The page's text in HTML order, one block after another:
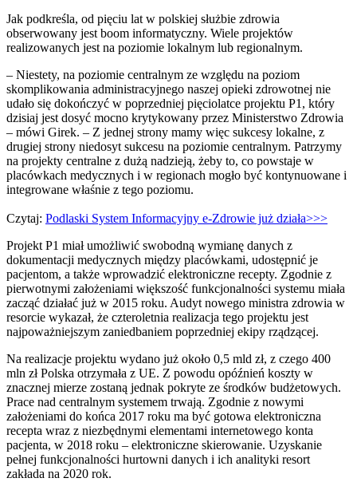
Jak podkreśla, od pięciu lat w polskiej służbie zdrowia
obserwowany jest boom informatyczny. Wiele projektów
realizowanych jest na poziomie lokalnym lub regionalnym.
– Niestety, na poziomie centralnym ze względu na poziom
skomplikowania administracyjnego naszej opieki zdrowotnej nie
udało się dokończyć w poprzedniej pięciolatce projektu P1, który
dzisiaj jest dosyć mocno krytykowany przez Ministerstwo Zdrowia
– mówi Girek. – Z jednej strony mamy więc sukcesy lokalne, z
drugiej strony niedosyt sukcesu na poziomie centralnym. Patrzymy
na projekty centralne z dużą nadzieją, żeby to, co powstaje w
placówkach medycznych i w regionach mogło być kontynuowane i
integrowane właśnie z tego poziomu.
Czytaj: Podlaski System Informacyjny e-Zdrowie już działa>>>
Projekt P1 miał umożliwić swobodną wymianę danych z
dokumentacji medycznych między placówkami, udostępnić je
pacjentom, a także wprowadzić elektroniczne recepty. Zgodnie z
pierwotnymi założeniami większość funkcjonalności systemu miała
zacząć działać już w 2015 roku. Audyt nowego ministra zdrowia w
resorcie wykazał, że czteroletnia realizacja tego projektu jest
najpoważniejszym zaniedbaniem poprzedniej ekipy rządzącej.
Na realizacje projektu wydano już około 0,5 mld zł, z czego 400
mln zł Polska otrzymała z UE. Z powodu opóźnień koszty w
znacznej mierze zostaną jednak pokryte ze środków budżetowych.
Prace nad centralnym systemem trwają. Zgodnie z nowymi
założeniami do końca 2017 roku ma być gotowa elektroniczna
recepta wraz z niezbędnymi elementami internetowego konta
pacjenta, w 2018 roku – elektroniczne skierowanie. Uzyskanie
pełnej funkcjonalności hurtowni danych i ich analityki resort
zakłada na 2020 rok.